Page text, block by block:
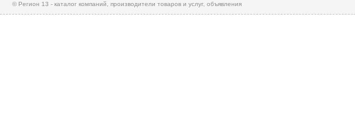
© Регион 13 - каталог компаний, производители товаров и услуг, объявления